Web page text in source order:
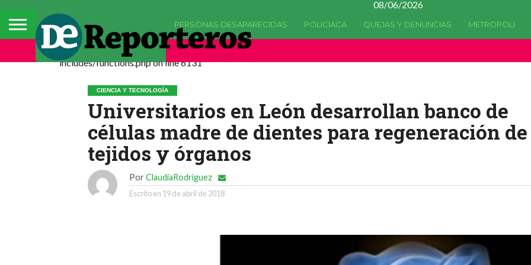
08/06/2026
PERSONAS DESAPARECIDAS POLICIACA QUEJAS Y DENUNCIAS METROPOLI
Deprecated: La función comments_popup_script ha quedado
includes/functions.php on line 6131
CIENCIA Y TECNOLOGÍA
Universitarios en León desarrollan banco de
células madre de dientes para regeneración de
tejidos y órganos
Por ClaudiaRodriguez
Escrito en 19 de abril de 2018